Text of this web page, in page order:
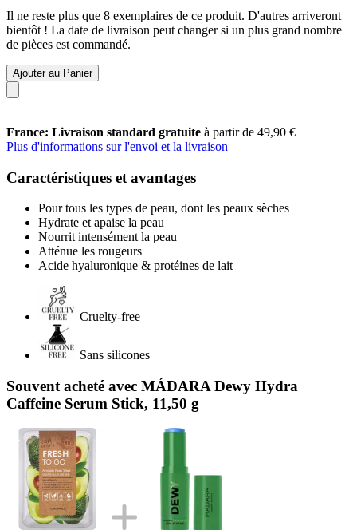
Il ne reste plus que 8 exemplaires de ce produit. D'autres arriveront
bientôt ! La date de livraison peut changer si un plus grand nombre
de pièces est commandé.
Ajouter au Panier
France: Livraison standard gratuite à partir de 49,90 €
Plus d'informations sur l'envoi et la livraison
Caractéristiques et avantages
Pour tous les types de peau, dont les peaux sèches
Hydrate et apaise la peau
Nourrit intensément la peau
Atténue les rougeurs
Acide hyaluronique & protéines de lait
Cruelty-free
Sans silicones
Souvent acheté avec MÁDARA Dewy Hydra
Caffeine Serum Stick, 11,50 g